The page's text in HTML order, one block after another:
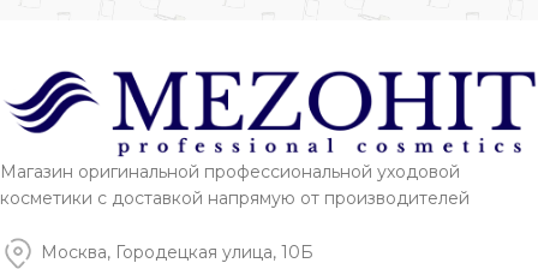
Магазин оригинальной профессиональной уходовой
косметики с доставкой напрямую от производителей
Москва, Городецкая улица, 10Б